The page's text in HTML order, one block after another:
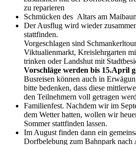
zu reparieren
Schmücken des Altars am
Der Ausflug wird wieder
stattfinden.
Vorgeschlagen sind
Viktualienmarkt, Kreis­lehrgarten
trinken oder Landshut mit
Vorschläge werden bis 15.April
Busreisen können auch in
bitte bedenken, dass diese
den Teilnehmern voll getragen
Familienfest. Nachdem wir im
dem Wetter hatten, wollen wir
Sommer stattfinden lassen.
Im August finden dann ein
Dorfbelebung zum Bahnpark nach